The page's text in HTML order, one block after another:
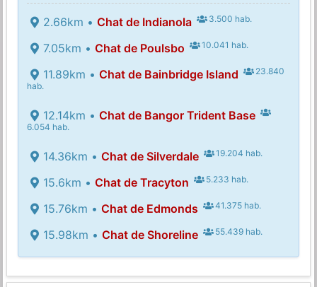
2.66km • Chat de Indianola 3.500 hab.
7.05km • Chat de Poulsbo 10.041 hab.
11.89km • Chat de Bainbridge Island
23.840
hab.
12.14km • Chat de Bangor Trident Base
6.054 hab.
14.36km • Chat de Silverdale 19.204 hab.
15.6km • Chat de Tracyton 5.233 hab.
15.76km • Chat de Edmonds 41.375 hab.
15.98km • Chat de Shoreline 55.439 hab.